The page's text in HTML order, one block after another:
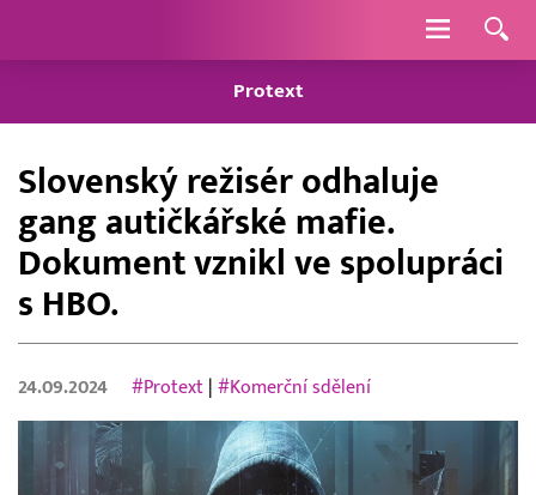
Navigace
Protext
Slovenský režisér odhaluje
gang autičkářské mafie.
Dokument vznikl ve spolupráci
s HBO.
24.09.2024 #Protext |#Komerční sdělení